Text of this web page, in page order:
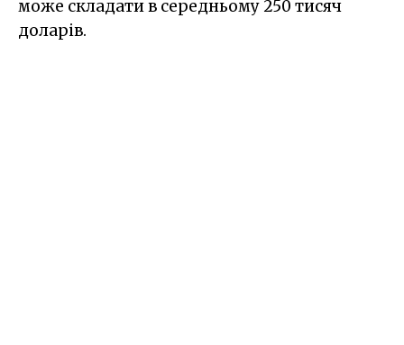
може складати в середньому 250 тисяч
доларів.